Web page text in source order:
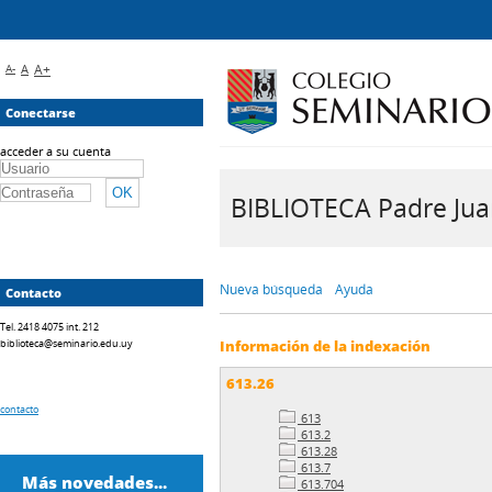
BIBLIOTECA Padre
Nueva búsqueda Ayuda
Información de la indexación
613.26
613
613.2
613.28
613.7
613.704
A- A A+
Conectarse
acceder a su cuenta
Contacto
Tel. 2418 4075 int. 212
biblioteca@seminario.edu.uy
contacto
Más novedades...